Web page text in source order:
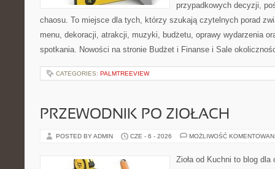
przypadkowych decyzji,
chaosu. To miejsce dla tych, którzy szukają czytelnych porad
menu, dekoracji, atrakcji, muzyki, budżetu, oprawy wydarzenia
spotkania. Nowości na stronie Budżet i Finanse i Sale
CATEGORIES: PALMTREEVIEW
PRZEWODNIK PO ZIOŁACH
POSTED BY ADMIN CZE - 6 - 2026 MOŻLIWOŚĆ
Zioła od Kuchni to blog